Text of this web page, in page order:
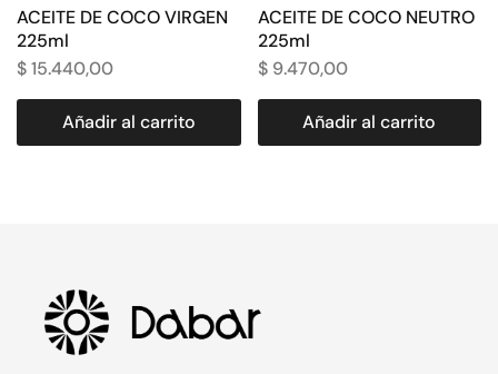
ACEITE DE COCO VIRGEN
225ml
$15.440,00
Añadir al carrito
ACEITE DE COCO NEUTRO
225ml
$9.470,00
Añadir al carrito